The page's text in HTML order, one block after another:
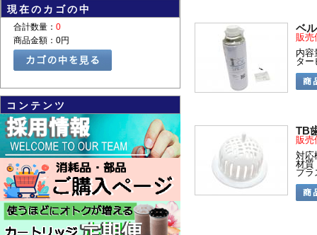
現在のカゴの中
合計数量： 0
商品金額： 0円
コンテンツ
ベ
販売
内
ター
TB
販売
対応
材質
プラ